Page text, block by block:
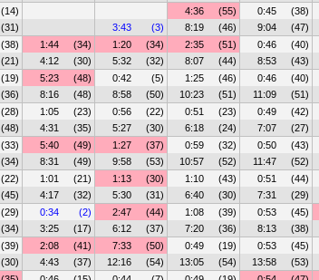
(14) 4:36 (55) 0:45 (38)
(31) 3:43 (3) 8:19 (46) 9:04 (47)
(38) 1:44 (34) 1:20 (34) 2:35 (51) 0:46 (40)
(21) 4:12 (30) 5:32 (32) 8:07 (44) 8:53 (43)
(19) 5:23 (48) 0:42 (5) 1:25 (46) 0:46 (40)
(36) 8:16 (48) 8:58 (50) 10:23 (51) 11:09 (51)
(28) 1:05 (23) 0:56 (22) 0:51 (23) 0:49 (42)
(48) 4:31 (35) 5:27 (30) 6:18 (24) 7:07 (27)
(33) 5:40 (49) 1:27 (37) 0:59 (32) 0:50 (43)
(34) 8:31 (49) 9:58 (53) 10:57 (52) 11:47 (52)
(22) 1:01 (21) 1:13 (30) 1:10 (43) 0:51 (44)
(45) 4:17 (32) 5:30 (31) 6:40 (30) 7:31 (29)
(29) 0:34 (2) 2:47 (44) 1:08 (39) 0:53 (45)
(34) 3:25 (17) 6:12 (37) 7:20 (36) 8:13 (38)
(39) 2:08 (41) 7:33 (50) 0:49 (19) 0:53 (45)
(30) 4:43 (37) 12:16 (54) 13:05 (54) 13:58 (53)